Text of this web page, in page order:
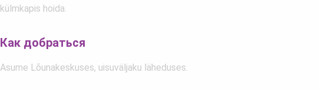
külmkapis hoida.
Как добраться
Asume Lõunakeskuses, uisuväljaku läheduses.